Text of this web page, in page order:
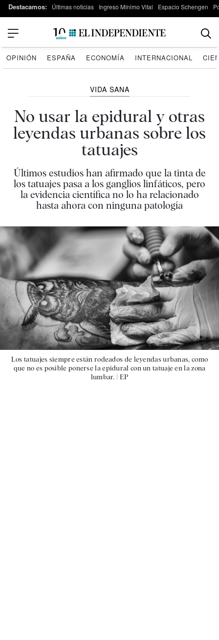
Destacamos: Últimas noticias Ingreso Mínimo Vital Espacio Schengen
OPINIÓN ESPAÑA ECONOMÍA INTERNACIONAL
VIDA SANA
No usar la epidural y otras
leyendas urbanas sobre los
tatuajes
Últimos estudios han afirmado que la tinta de
los tatuajes pasa a los ganglios linfáticos, pero
la evidencia científica no lo ha relacionado
hasta ahora con ninguna patología
Los tatuajes siempre están rodeados de leyendas urbanas, como
que no es posible ponerse la epidural con un tatuaje en la zona
lumbar. | EP